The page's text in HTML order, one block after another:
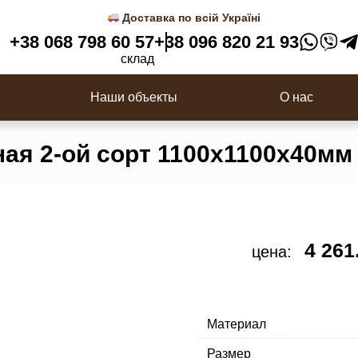
Доставка по всій Україні
+38 068 798 60 57
склад
+38 096 820 21 93
Наши объекты О нас
2-ой сорт 1100х1100х40мм
цена: 4
Материал
Размер